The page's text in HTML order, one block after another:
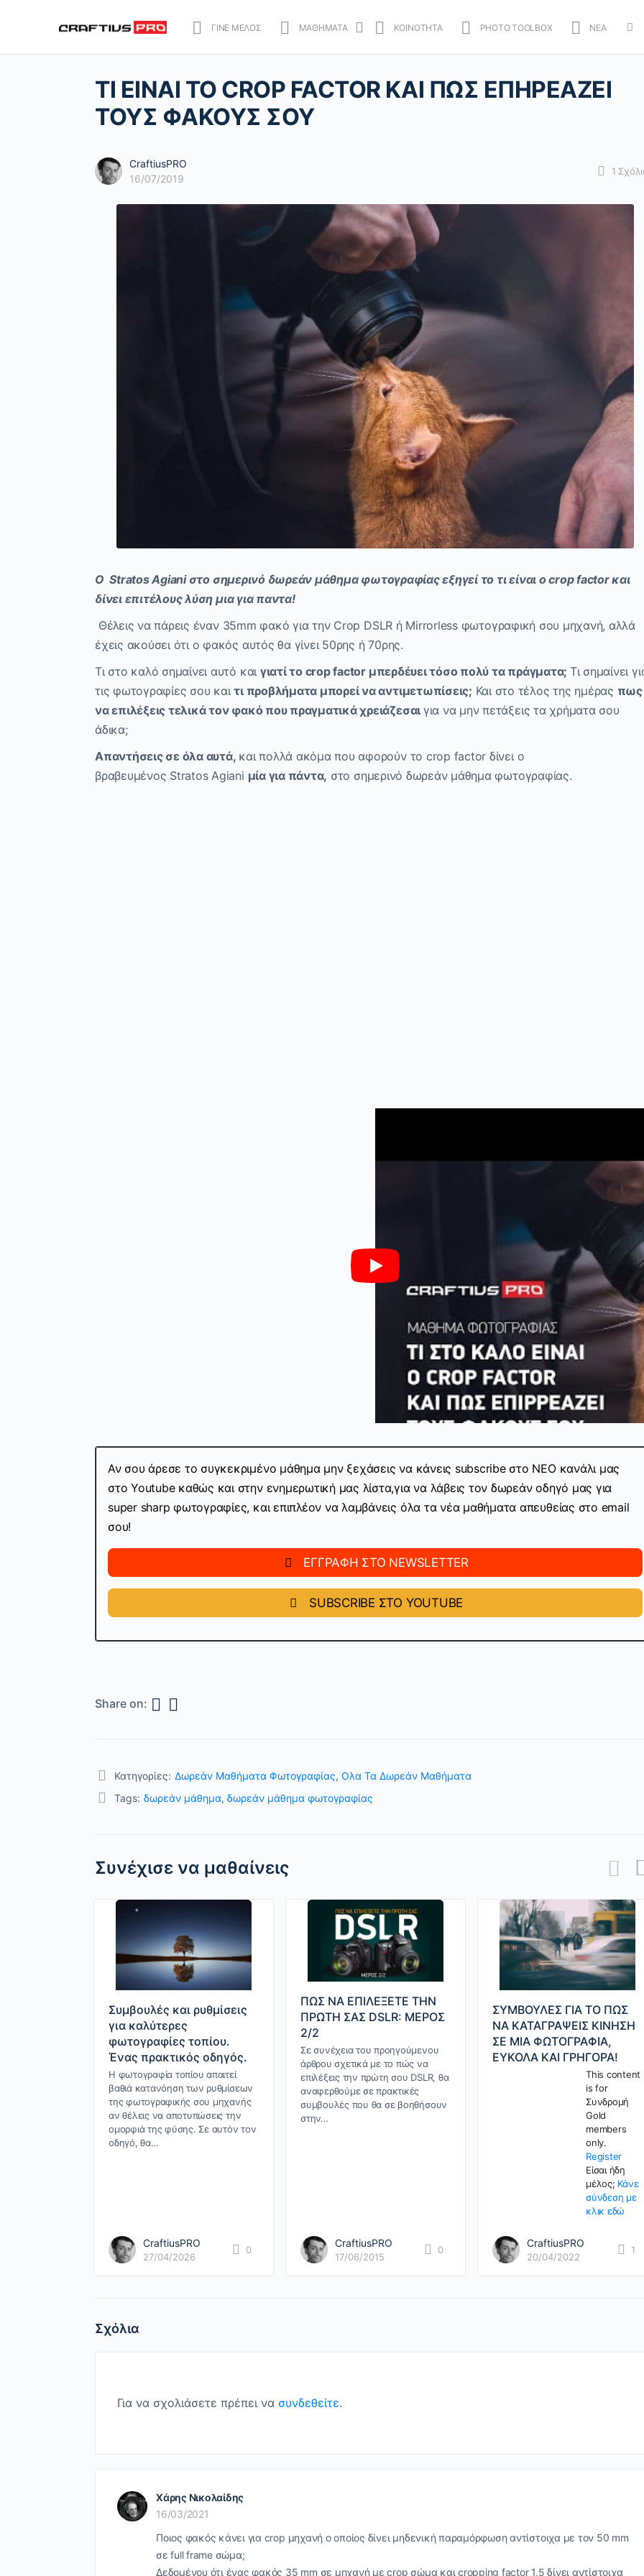
ΓΙΝΕ ΜΕΛΟΣ ΜΑΘΗΜΑΤΑ ΚΟΙΝΟΤΗΤΑ PHOTO TOOLBOX ΝΕΑ
More
ΤΙ ΕΙΝΑΙ ΤΟ CROP FACTOR ΚΑΙ ΠΩΣ ΕΠΗΡΕΑΖΕΙ
ΤΟΥΣ ΦΑΚΟΥΣ ΣΟΥ
CraftiusPRO
16/07/2019
1
ΟStratosAgiani στο σημερινόδωρεάν μάθημα φωτογραφίαςεξηγεί το τι είναι οcrop factorκαι
δίνει επιτέλουςλύση μια για παντα!
Θέλεις να πάρεις έναν 35mm φακό για την Crop DSLR ή Μirrorless φωτογραφική σου μηχανή, αλλά
έχεις ακούσει ότι ο φακός αυτός θα γίνει50ρης ή 70ρης.
Τι στο καλό σημαίνει αυτό και γιατί το crop factor μπερδέυει τόσο πολύ τα πράγματα; Τι σημαίνει
τις φωτογραφίες σου καιτι προβλήματα μπορεί να αντιμετωπίσεις; Και στο τέλος της ημέρας πως
να επιλέξεις τελικά τον φακό που πραγματικάχρειάζεσαι για να μην πετάξεις τα χρήματα σου
άδικα;
Απαντήσεις σε όλα αυτά, και πολλά ακόμα που αφορούν το crop factor δίνει ο
βραβευμένος Stratos Agiani μία για πάντα, στο σημερινό δωρεάν μάθημα φωτογραφίας.
Αν σου άρεσε το συγκεκριμένο μάθημα μην ξεχάσεις να κάνεις subscribe στo ΝΕΟ κανάλι μας
στο Youtube καθώς και στην ενημερωτική μας λίστα,για να λάβεις τον δωρεάν οδηγό μας για
super sharp φωτογραφίες, και επιπλέον να λαμβάνεις όλα τα νέα μαθήματα απευθείας στο email
σου!
ΕΓΓΡΑΦΗ ΣΤΟ NEWSLETTER
SUBSCRIBE ΣΤΟ YOUTUBE
Share on:
Κατηγορίες: Δωρεάν Μαθήματα Φωτογραφίας, Ολα Τα Δωρεάν Μαθήματα
Tags: δωρεάν μάθημα, δωρεάν μάθημα φωτογραφίας
Συνέχισε να μαθαίνεις
Συμβουλές και ρυθμίσεις
για καλύτερες
φωτογραφίες τοπίου.
Ένας πρακτικός οδηγός.
Η φωτογραφία τοπίου απαιτεί
βαθιά κατανόηση των ρυθμίσεων
της φωτογραφικής σου μηχανής
αν θέλεις να αποτυπώσεις την
ομορφιά της φύσης. Σε αυτόν τον
οδηγό, θα…
CraftiusPRO
27/04/2026
0
ΠΩΣ ΝΑ ΕΠΙΛΕΞΕΤΕ ΤΗΝ
ΠΡΩΤΗ ΣΑΣ DSLR: ΜΕΡΟΣ
2/2
Σε συνέχεια του προηγούμενου
άρθρου σχετικά με το πώς να
επιλέξεις την πρώτη σου DSLR, θα
αναφερθούμε σε πρακτικές
συμβουλές που θα σε βοηθήσουν
στην…
CraftiusPRO
17/06/2015
0
ΣΥΜΒΟΥΛΕΣ ΓΙΑ ΤΟ ΠΩΣ
ΝΑ ΚΑΤΑΓΡΑΨΕΙΣ ΚΙΝΗΣΗ
ΣΕ ΜΙΑ ΦΩΤΟΓΡΑΦΙΑ,
ΕΥΚΟΛΑ ΚΑΙ ΓΡΗΓΟΡΑ!
This content
is for
Συνδρομή
Gold
members
only.
Register
Είσαι ήδη
μέλος; Κάνε
σύνδεση με
κλικ εδώ
CraftiusPRO
20/04/2022
1
Σχόλια
Για να σχολιάσετε πρέπει να συνδεθείτε.
Χάρης Νικολαίδης
16/03/2021
Ποιος φακός κάνει για crop μηχανή ο οποίος δίνει μηδενική παραμόρφωση αντίστοιχα με τον 50 mm
σε full frame σώμα;
Δεδομένου ότι ένας φακός 35 mm σε μηχανή με crop σώμα και cropping factor 1,5 δίνει αντίστοιχα